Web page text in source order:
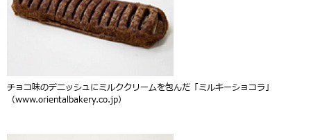
チョコ味のデニッシュにミルククリームを包んだ「ミルキーショコラ」
（www.orientalbakery.co.jp）